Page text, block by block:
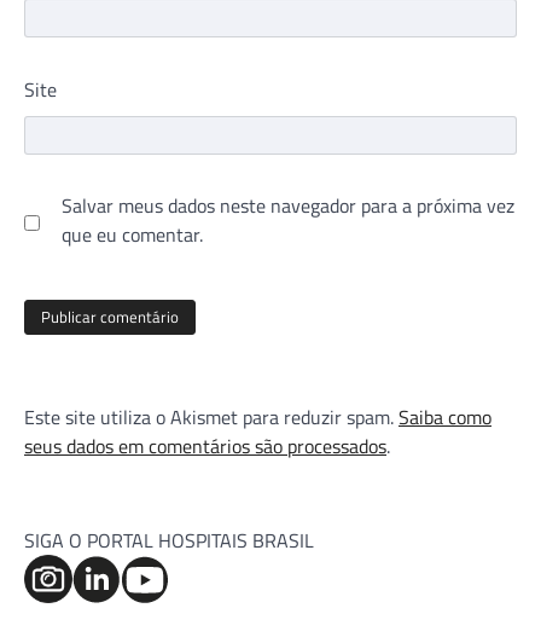
Site
Salvar meus dados neste navegador para a próxima vez
que eu comentar.
Este site utiliza o Akismet para reduzir spam.Saiba como
seus dados em comentários são processados.
SIGA O PORTAL HOSPITAIS BRASIL